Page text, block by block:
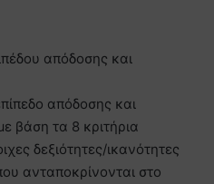
απόδοσης και
απόδοσης και
βάση τα 8 κριτήρια
δεξιότητες/ικανότητες
ανταποκρίνονται στο